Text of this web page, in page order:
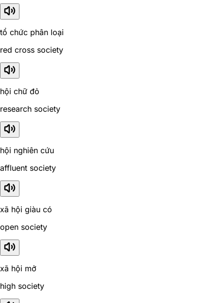
tổ chức phân loại
red cross society
hội chữ đỏ
research society
hội nghiên cứu
affluent society
xã hội giàu có
open society
xã hội mở
high society